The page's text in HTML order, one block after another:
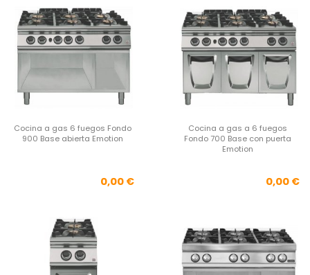
Cocina a gas 6 fuegos Fondo
900 Base abierta Emotion
Precio
0,00 €
Cocina a gas a 6 fuegos
Fondo 700 Base con puerta
Emotion
0,00 €